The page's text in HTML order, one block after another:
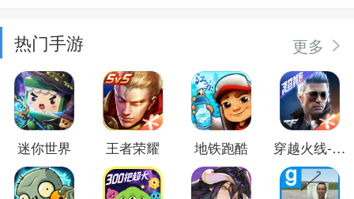
热门手游 更多
迷你世界 王者荣耀 地铁跑酷 穿越火线-枪战王者